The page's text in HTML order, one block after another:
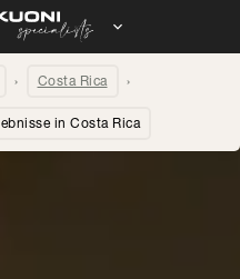
Costa Rica
in Costa Rica